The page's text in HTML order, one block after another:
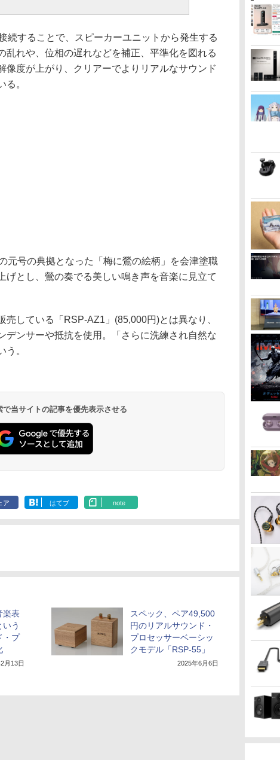
続することで、スピーカーユニットから発生する
乱れや、位相の遅れなどを補正、平準化を図れる
像度が上がり、クリアーでよりリアルなサウンド
る。
元号の典拠となった「梅に鶯の絵柄」を会津塗職
げとし、鶯の奏でる美しい鳴き声を音楽に見立て
売している「RSP-AZ1」(85,000円)とは異なり、
デンサーや抵抗を使用。「さらに洗練され自然な
う。
当サイトの記事を優先表示させる
ア はてブ note
楽表
う
・プ
月13日
スペック、ペア49,500
円のリアルサウンド・
プロセッサーベーシッ
クモデル「RSP-55」
2025年6月6日